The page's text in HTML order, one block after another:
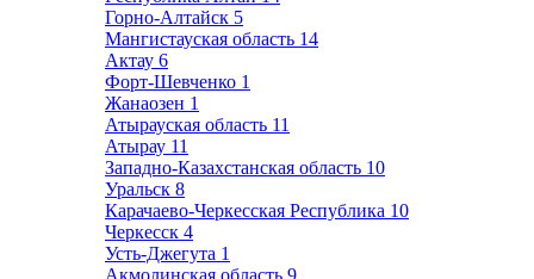
Горно-Алтайск 5
Мангистауская область 14
Актау 6
Форт-Шевченко 1
Жанаозен 1
Атырауская область 11
Атырау 11
Западно-Казахстанская область 10
Уральск 8
Карачаево-Черкесская Республика 10
Черкесск 4
Усть-Джегута 1
Акмолинская область 9